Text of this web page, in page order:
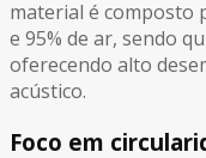
material é composto
e 95% de ar, sendo
oferecendo alto
acústico.
Foco em